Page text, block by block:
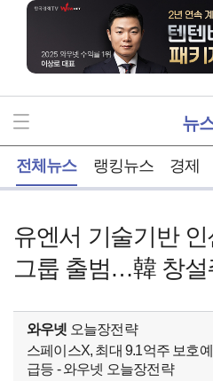
뉴
전체뉴스 랭킹뉴스 경제
유엔서 기술기반
그룹 출범…韓 창설
와우넷 오늘장전략
스페이스X, 최대 9.1억주 보호
급등 - 와우넷 오늘장전략